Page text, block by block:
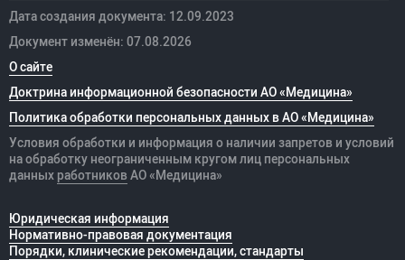
Дата создания документа: 12.09.2023
Документ изменён: 07.08.2026
О сайте
Доктрина информационной безопасности АО «Медицина»
Политика обработки персональных данных в АО «Медицина»
Условия обработки и информация о наличии запретов и условий
на обработку неограниченным кругом лиц персональных
данных работников АО «Медицина»
Юридическая информация
Нормативно-правовая документация
Порядки, клинические рекомендации, стандарты